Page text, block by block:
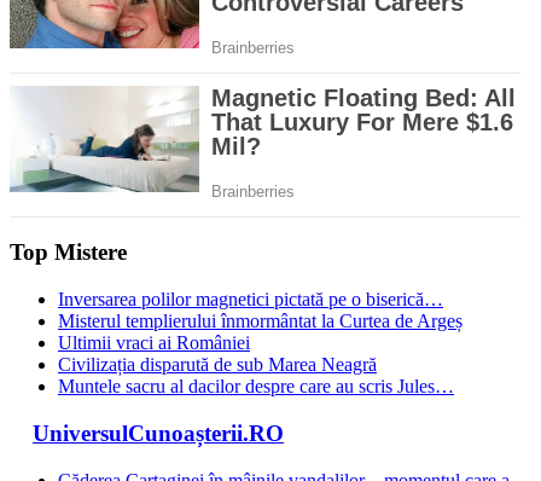
Top Mistere
Inversarea polilor magnetici pictată pe o biserică…
Misterul templierului înmormântat la Curtea de Argeș
Ultimii vraci ai României
Civilizația disparută de sub Marea Neagră
Muntele sacru al dacilor despre care au scris Jules…
UniversulCunoașterii.RO